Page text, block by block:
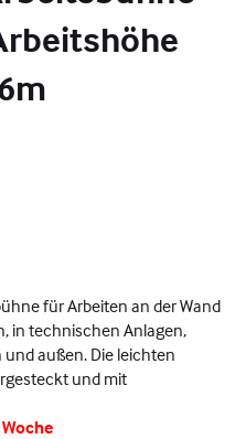
für Arbeiten an der Wand
in technischen Anlagen,
außen. Die leichten
und mit